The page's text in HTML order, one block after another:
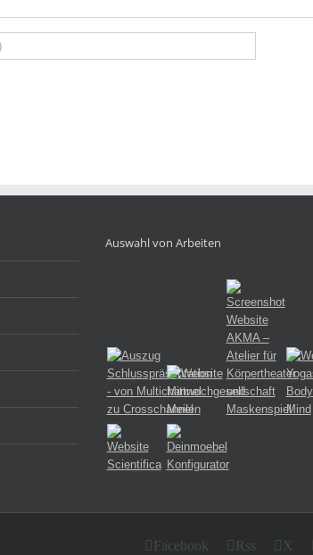
Auswahl von Arbeiten
Facebook Rss X